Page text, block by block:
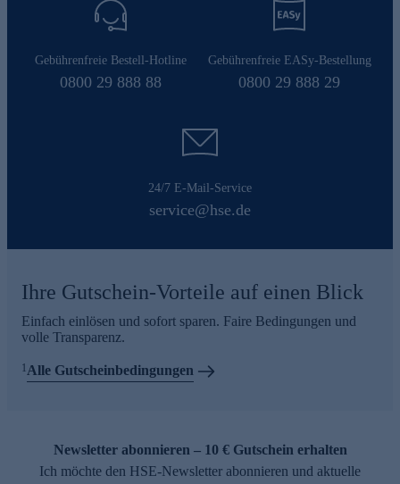
Gebührenfreie Bestell-Hotline
0800 29 888 88
Gebührenfreie EASy-Bestellung
0800 29 888 29
24/7 E-Mail-Service
service@hse.de
Ihre Gutschein-Vorteile auf einen Blick
Einfach einlösen und sofort sparen. Faire Bedingungen und
volle Transparenz.
1 Alle Gutscheinbedingungen
Newsletter abonnieren – 10 € Gutschein erhalten
Ich möchte den HSE-Newsletter abonnieren und aktuelle